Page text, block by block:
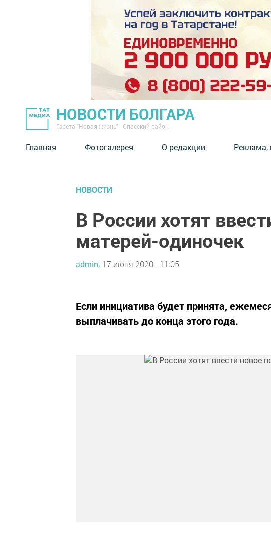
НОВОСТИ БОЛГАРА
Газета "Новая жизнь" - Спасский район
Главная Фотогалерея О редакции
НОВОСТИ
В России хотят
матерей-одиночек
admin, 17 июня 2020 - 11:05
​​​​​​​Если инициатива будет принята,
выплачивать до конца этого года.